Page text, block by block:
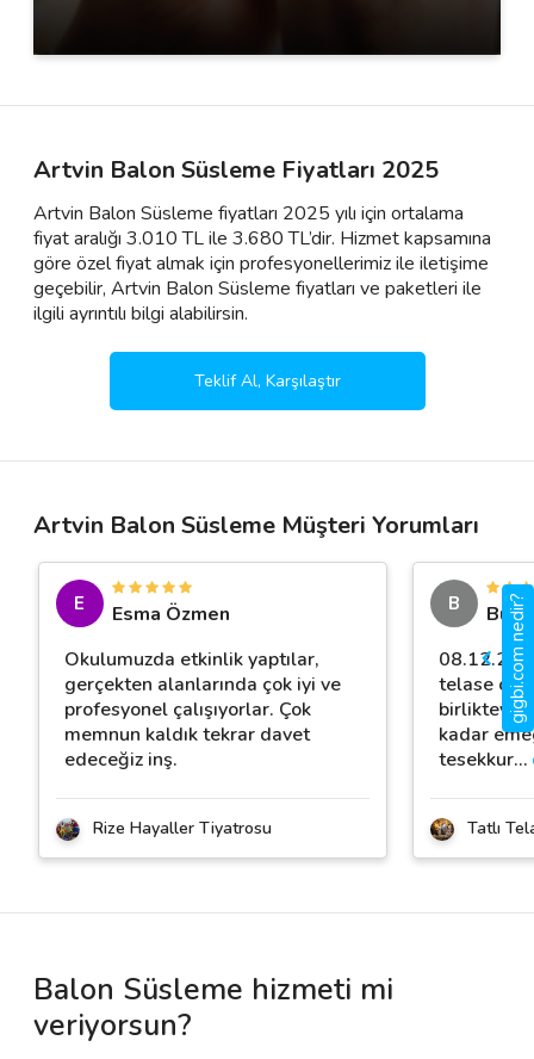
Artvin Balon Süsleme Fiyatları 2025
Artvin Balon Süsleme fiyatları 2025 yılı için ortalama
fiyat aralığı 3.010 TL ile 3.680 TL’dir. Hizmet kapsamına
göre özel fiyat almak için profesyonellerimiz ile iletişime
geçebilir, Artvin Balon Süsleme fiyatları ve paketleri ile
ilgili ayrıntılı bilgi alabilirsin.
Teklif Al, Karşılaştır
Artvin Balon Süsleme Müşteri Yorumları
E
Esma Özmen
Okulumuzda etkinlik yaptılar,
gerçekten alanlarında çok iyi ve
profesyonel çalışıyorlar. Çok
memnun kaldık tekrar davet
edeceğiz inş.
Rize Hayaller Tiyatrosu
B
telase
kadar
tesekkur…
Tatlı
Balon Süsleme hizmeti mi
veriyorsun?
gigbi.com nedir?